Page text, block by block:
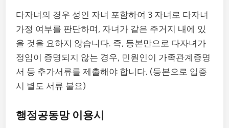
다자녀의 경우 성인 자녀 포함하여 3 자녀로 다자녀
가정 여부를 판단하며, 자녀가 같은 주거지 내에 있
을 것을 요하지 않습니다. 즉, 등본만으로 다자녀가
정임이 증명되지 않는 경우, 민원인이 가족관계증명
서 등 추가서류를 제출해야 합니다. (등본으로 입증
시 별도 서류 불요)
행정공동망 이용시